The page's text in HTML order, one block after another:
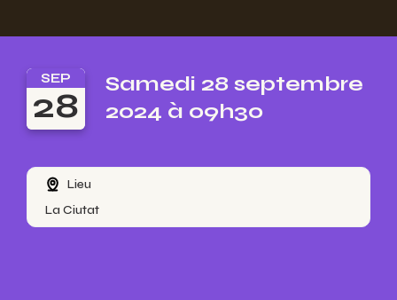
SEP
28
Samedi 28 septembre
2024 à 09h30
Lieu
La Ciutat